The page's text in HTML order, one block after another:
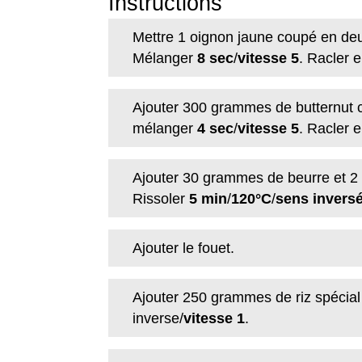
Mettre 1 oignon jaune coupé en
Mélanger 8 sec/vitesse 5. Racler
Ajouter 300 grammes de butternut
mélanger 4 sec/vitesse 5. Racler
Ajouter 30 grammes de beurre et
Rissoler 5 min/120°C/sens
Ajouter le fouet.
Ajouter 250 grammes de riz
inverse/vitesse 1.